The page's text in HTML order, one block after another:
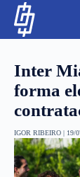
Inter
forma
IGOR RIBEIRO | 19/